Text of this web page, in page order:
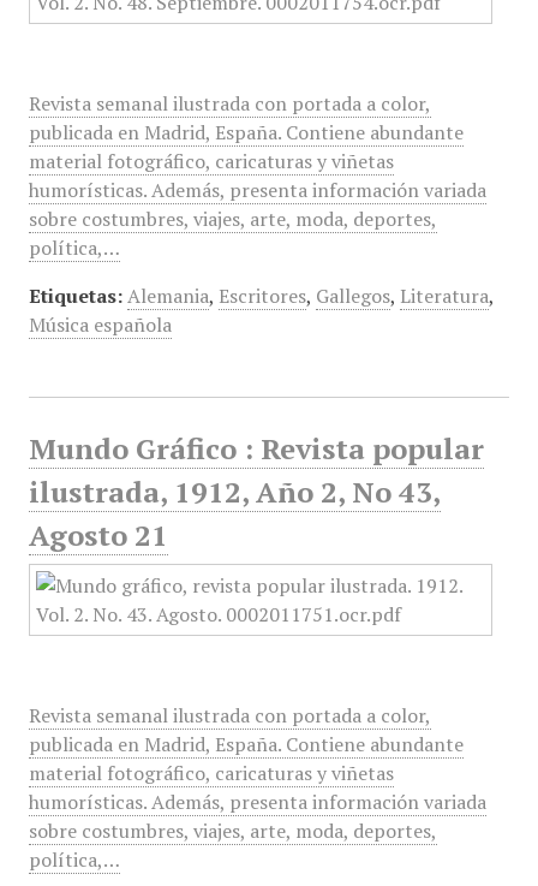
Revista semanal ilustrada con portada a color,
publicada en Madrid, España. Contiene abundante
material fotográfico, caricaturas y viñetas
humorísticas. Además, presenta información variada
sobre costumbres, viajes, arte, moda, deportes,
política,…
Etiquetas: Alemania, Escritores, Gallegos, Literatura,
Música española
Mundo Gráfico : Revista popular
ilustrada, 1912, Año 2, No 43,
Agosto 21
Revista semanal ilustrada con portada a color,
publicada en Madrid, España. Contiene abundante
material fotográfico, caricaturas y viñetas
humorísticas. Además, presenta información variada
sobre costumbres, viajes, arte, moda, deportes,
política,…